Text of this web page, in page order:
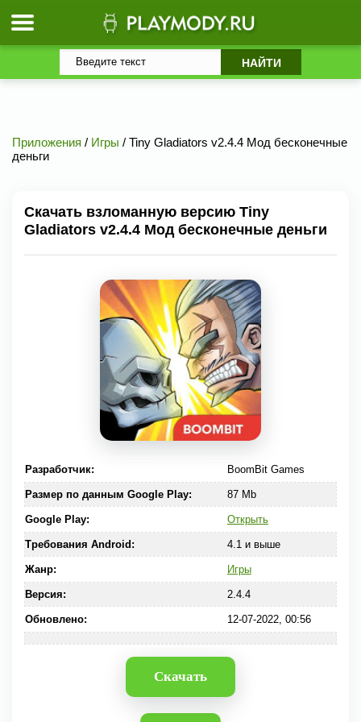
Приложения / Игры / Tiny Gladiators v2.4.4 Мод бесконечные
деньги
Скачать взломанную версию Tiny
Gladiators v2.4.4 Мод бесконечные деньги
Разработчик: BoomBit Games
Размер по данным Google Play: 87 Mb
Google Play: Открыть
Требования Android: 4.1 и выше
Жанр: Игры
Версия: 2.4.4
Обновлено: 12-07-2022, 00:56
Скачать